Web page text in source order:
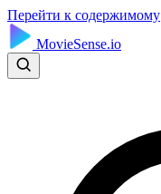
Перейти к содержимому
MovieSense.io